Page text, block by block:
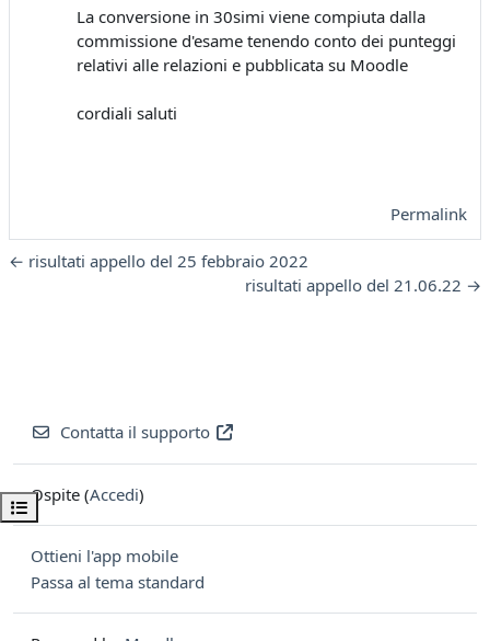
Apri indice del corso
La conversione in 30simi viene compiuta dalla
commissione d'esame tenendo conto dei punteggi
relativi alle relazioni e pubblicata su Moodle
cordiali saluti
Permalink
← risultati appello del 25 febbraio 2022
risultati appello del 21.06.22 →
Contatta il supporto
Ospite (Accedi)
Ottieni l'app mobile
Passa al tema standard